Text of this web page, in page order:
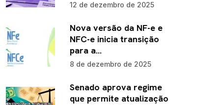
12 de dezembro de 2025
Nova versão da NF-e e
NFC-e inicia transição
para a…
8 de dezembro de 2025
Senado aprova regime
que permite atualização